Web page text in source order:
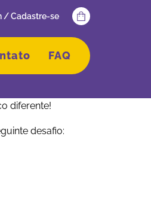
/ Cadastre-se
FAQ
diferente!
desafio: